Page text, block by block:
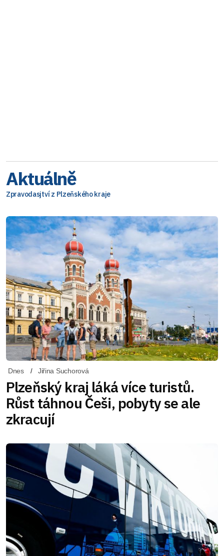
Aktuálně
Zpravodasjtví z Plzeňského kraje
Dnes Jiřina Suchorová
Plzeňský kraj láká více turistů.
Růst táhnou Češi, pobyty se ale
zkracují